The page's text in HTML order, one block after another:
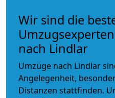
Wir sind die
nach Lindlar
Umzüge nach Lindlar
Angelegenheit,
Distanzen stattfinden.